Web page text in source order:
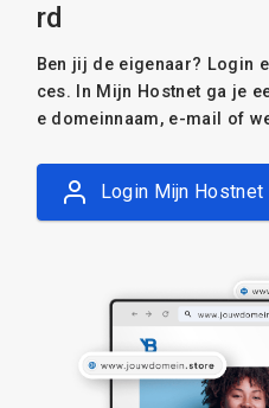
rd
Ben jij de eigenaar? Login
ces. In Mijn Hostnet ga je
e domeinnaam, e-mail of
Login Mijn Hostnet